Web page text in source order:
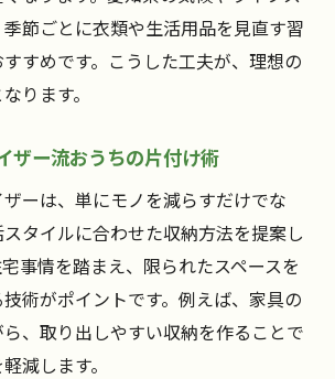
で叶えるおうちの快適片付け術
片付け習慣が暮らしやすさのカギ
片付けで日々をもっと心地よく
すいおうちの片付けポイント解説
の片付けでリバウンドしない方法を
片付け持続のための整理整頓ポイ
片付け習慣化が失敗しない秘訣
節ごとに衣類や生活用品を見直す習
すめです。こうした工夫が、理想の
ります。
ザー流おうちの片付け術
ーは、単にモノを減らすだけでな
タイルに合わせた収納方法を提案し
事情を踏まえ、限られたスペースを
術がポイントです。例えば、家具の
、取り出しやすい収納を作ることで
減します。